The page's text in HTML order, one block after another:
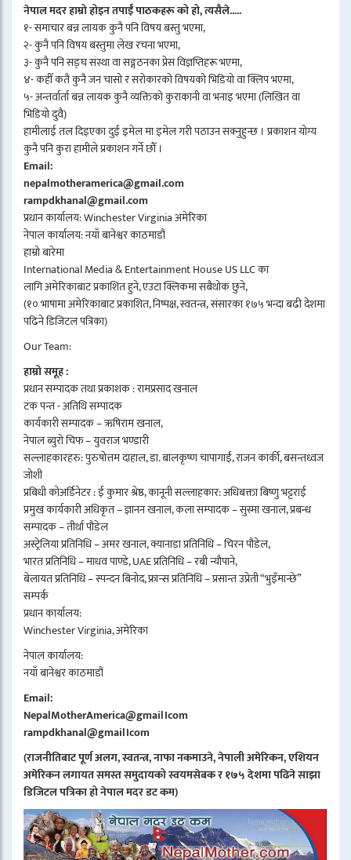
नेपाल मदर हाम्रो होइन तपाईँ पाठकहरू को हो, त्यसैले.....
१- समाचार बन्न लायक कुनै पनि विषय बस्तु भएमा,
२- कुनै पनि विषय बस्तुमा लेख रचना भएमा,
३- कुनै पनि सङ्घ संस्था वा सङ्गठनका प्रेस विज्ञप्तिहरू भएमा,
४- कहीँ कतै कुनै जन चासो र सरोकारको विषयको भिडियो वा क्लिप भएमा,
५- अन्तर्वार्ता बन्न लायक कुनै व्यक्तिको कुराकानी वा भनाइ भएमा (लिखित वा
भिडियो दुवै)
हामीलाई तल दिइएका दुई इमेल मा इमेल गरी पठाउन सक्नुहुन्छ । प्रकाशन योग्य
कुनै पनि कुरा हामीले प्रकाशन गर्ने छौँ ।
Email:
nepalmotheramerica@gmail.com
rampdkhanal@gmail.com
प्रधान कार्यालय: Winchester Virginia अमेरिका
नेपाल कार्यालय: नयाँ बानेश्वर काठमाडौं
हाम्रो बारेमा
International Media & Entertainment House US LLC का
लागि अमेरिकाबाट प्रकाशित हुने, एउटा क्लिकमा सबैथोक छुने,
(१० भाषामा अमेरिकाबाट प्रकाशित, निष्पक्ष, स्वतन्त्र, संसारका १७५ भन्दा बढी देशमा
पढिने डिजिटल पत्रिका)
Our Team:
हाम्रो समूह :
प्रधान सम्पादक तथा प्रकाशक : रामप्रसाद खनाल
टंक पन्त - अतिथि सम्पादक
कार्यकारी सम्पादक – ऋषिराम खनाल,
नेपाल ब्युरो चिफ – युवराज भण्डारी
सल्लाहकारहरु: पुरुषोत्तम दाहाल, डा. बालकृष्ण चापागाईं, राजन कार्की, बसन्तध्वज
जोशी
प्रबिधी कोअर्डिनेटर : ई कुमार श्रेष्ठ, कानूनी सल्लाहकार: अधिबक्ता बिष्णु भट्टराई
प्रमुख कार्यकारी अधिकृत – ज्ञानन खनाल, कला सम्पादक – सुस्मा खनाल, प्रबन्ध
सम्पादक – तीर्था पौडेल
अस्ट्रेलिया प्रतिनिधि – अमर खनाल, क्यानाडा प्रतिनिधि – चिरन पौडेल,
भारत प्रतिनिधि – माधव पाण्डे, UAE प्रतिनिधि – रबी न्यौपाने,
बेलायत प्रतिनिधि – स्पन्दन बिनोद, फ्रान्स प्रतिनिधि – प्रसान्त उप्रेती “भुइँमान्छे”
सम्पर्क
प्रधान कार्यालय:
Winchester Virginia, अमेरिका
नेपाल कार्यालय:
नयाँ बानेश्वर काठमाडौं
Email:
NepalMotherAmerica@gmail।com
rampdkhanal@gmail।com
(राजनीतिबाट पूर्ण अलग, स्वतन्त्र, नाफा नकमाउने, नेपाली अमेरिकन, एशियन
अमेरिकन लगायत समस्त समुदायको स्वयमसेबक र १७५ देशमा पढिने साझा
डिजिटल पत्रिका हो नेपाल मदर डट कम)